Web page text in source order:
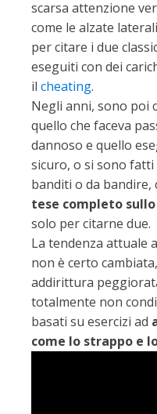
scarsa attenzione
come le alzate
per citare i due
eseguiti con dei
il cheating.
Negli anni, sono poi
quello che faceva
dannoso e quello
sicuro, o si sono
banditi o da bandire,
tese completo sullo
solo per citarne due.
La tendenza attuale
non è certo
addirittura
totalmente non
basati su esercizi ad
come lo strappo e